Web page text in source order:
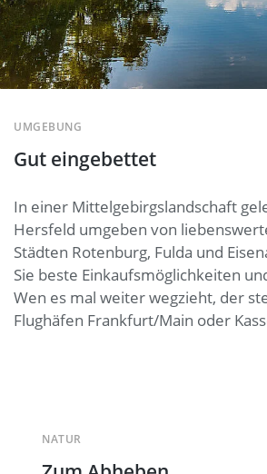
Gut eingebettet
UMGEBUNG
In einer Mittelgebirgslandschaft
Hersfeld umgeben von
Städten Rotenburg, Fulda und
Sie beste Einkaufsmöglichkeiten
Wen es mal weiter wegzieht, der
Flughäfen Frankfurt/Main oder
NATUR